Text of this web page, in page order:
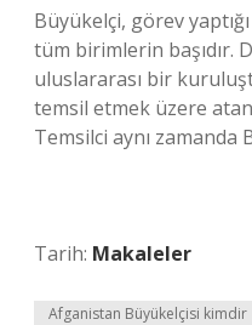
Büyükelçi, görev
tüm birimlerin başıdır.
uluslararası bir
temsil etmek üzere
Temsilci aynı zamanda
Tarih: Makaleler
Afganistan Büyükelçisi kimdir